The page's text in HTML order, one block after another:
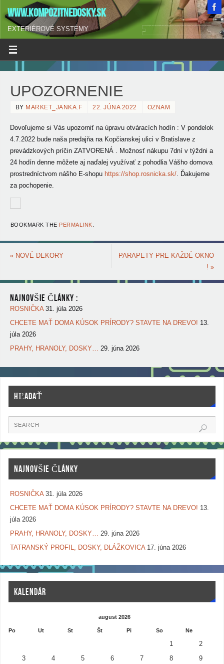
WWW.KOMPOZITNEDOSKY.SK
EXTERIÉROVÉ SYSTÉMY
UPOZORNENIE
BY MARKET_JANKA.F 22. JÚNA 2022 OZNAM
Dovoľujeme si Vás upozorniť na úpravu otváracích hodín : V pondelok
4.7.2022 bude naša predajňa na Kopčianskej ulici v Bratislave z
prevádzkových príčin ZATVORENÁ . Možnosť nákupu 7dní v týždni a
24 hodín denne môžete aj naďalej využívať z pohodlia Vášho domova
prostredníctvom nášho E-shopu https://shop.rosnicka.sk/. Ďakujeme
za pochopenie.
BOOKMARK THE PERMALINK
«NOVÉ DEKORY
PARAPETY PRE KAŽDÉ OKNO
!»
NAJNOVŠIE ČLÁNKY :
ROSNIČKA 31. júla 2026
CHCETE MAŤ DOMA KÚSOK PRÍRODY? STAVTE NA DREVO! 13.
júla 2026
PRAHY, HRANOLY, DOSKY… 29. júna 2026
HĽADAŤ
NAJNOVŠIE ČLÁNKY
ROSNIČKA 31. júla 2026
CHCETE MAŤ DOMA KÚSOK PRÍRODY? STAVTE NA DREVO! 13.
júla 2026
PRAHY, HRANOLY, DOSKY… 29. júna 2026
TATRANSKÝ PROFIL, DOSKY, DLÁŽKOVICA 17. júna 2026
KALENDÁR
august 2026
Po Ut St Št Pi So Ne
1 2
3 4 5 6 7 8 9